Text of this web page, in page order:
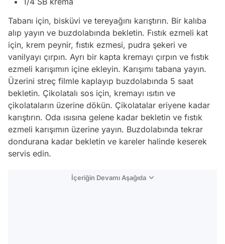
Tabanı için, bisküvi ve tereyağını karıştırın. Bir kalıba
alıp yayın ve buzdolabında bekletin. Fıstık ezmeli kat
için, krem peynir, fıstık ezmesi, pudra şekeri ve
vanilyayı çırpın. Ayrı bir kapta kremayı çırpın ve fıstık
ezmeli karışımın içine ekleyin. Karışımı tabana yayın.
Üzerini streç filmle kaplayıp buzdolabında 5 saat
bekletin. Çikolatalı sos için, kremayı ısıtın ve
çikolataların üzerine dökün. Çikolatalar eriyene kadar
karıştırın. Oda ısısına gelene kadar bekletin ve fıstık
ezmeli karışımın üzerine yayın. Buzdolabında tekrar
dondurana kadar bekletin ve kareler halinde keserek
servis edin.
İçeriğin Devamı Aşağıda